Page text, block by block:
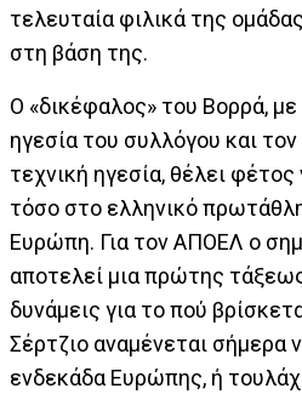
τελευταία φιλικά της
στη βάση της.
Ο «δικέφαλος» του Βορρά, με
ηγεσία του συλλόγου και
τεχνική ηγεσία, θέλει
τόσο στο ελληνικό
Ευρώπη. Για τον ΑΠΟΕΛ ο
αποτελεί μια πρώτης
δυνάμεις για το πού
Σέρτζιο αναμένεται σήμερα
ενδεκάδα Ευρώπης, ή